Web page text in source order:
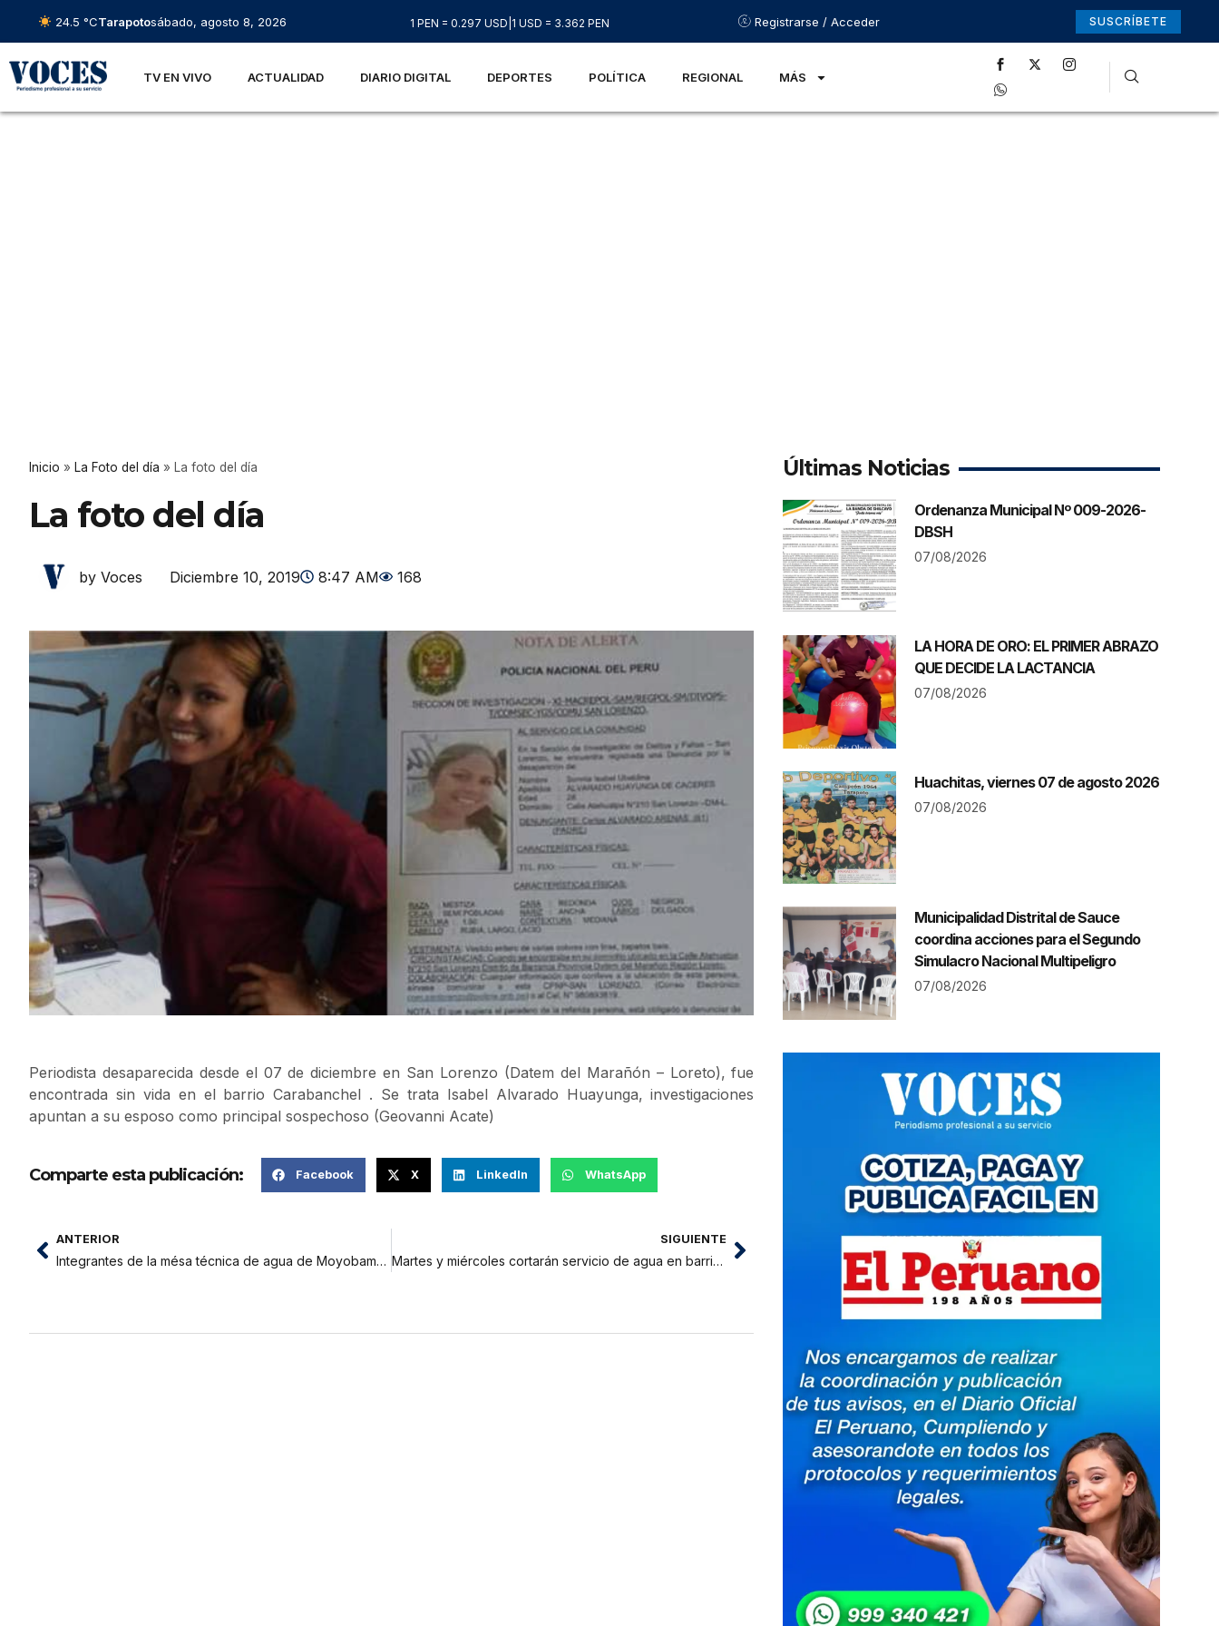
24.5 °CTarapotosábado, agosto 8, 2026 1 PEN = 0.297 USD 1 USD = 3.362 PEN Registrarse / Acceder SUSCRÍBETE
TV EN VIVO ACTUALIDAD DIARIO DIGITAL DEPORTES POLÍTICA REGIONAL MÁS
Inicio » La Foto del día » La foto del día
La foto del día
by Voces Diciembre 10, 2019 8:47 AM 168
Periodista desaparecida desde el 07 de diciembre en San Lorenzo (Datem del Marañón – Loreto), fue
encontrada sin vida en el barrio Carabanchel . Se trata Isabel Alvarado Huayunga, investigaciones
apuntan a su esposo como principal sospechoso (Geovanni Acate)
Comparte esta publicación: Facebook X LinkedIn WhatsApp
ANTERIOR
Integrantes de la mésa técnica de agua de Moyobamba viajarán a Lima
SIGUIENTE
Martes y miércoles cortarán servicio de agua en barrio Zaragoza de Moyobamba
Últimas Noticias
Ordenanza Municipal Nº 009-2026-
DBSH
07/08/2026
LA HORA DE ORO: EL PRIMER ABRAZO
QUE DECIDE LA LACTANCIA
07/08/2026
Huachitas, viernes 07 de agosto 2026
07/08/2026
Municipalidad Distrital de Sauce
coordina acciones para el Segundo
Simulacro Nacional Multipeligro
07/08/2026